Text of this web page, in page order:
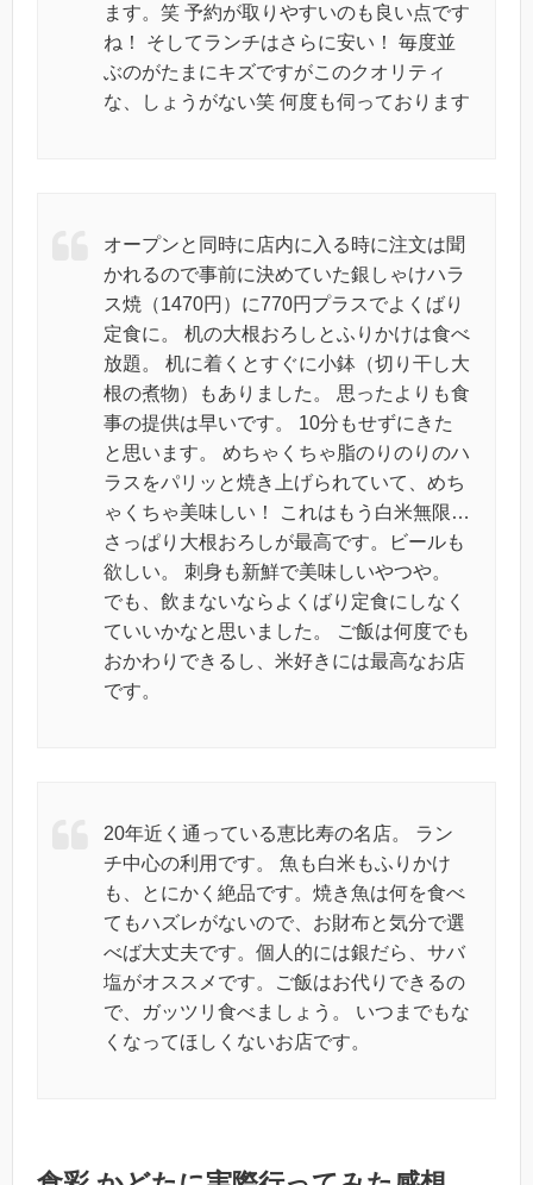
ます。笑 予約が取りやすいのも良い点です
ね！ そしてランチはさらに安い！ 毎度並
ぶのがたまにキズですがこのクオリティ
な、しょうがない笑 何度も伺っております
オープンと同時に店内に入る時に注文は聞
かれるので事前に決めていた銀しゃけハラ
ス焼（1470円）に770円プラスでよくばり
定食に。 机の大根おろしとふりかけは食べ
放題。 机に着くとすぐに小鉢（切り干し大
根の煮物）もありました。 思ったよりも食
事の提供は早いです。 10分もせずにきた
と思います。 めちゃくちゃ脂のりのりのハ
ラスをパリッと焼き上げられていて、めち
ゃくちゃ美味しい！ これはもう白米無限…
さっぱり大根おろしが最高です。ビールも
欲しい。 刺身も新鮮で美味しいやつや。
でも、飲まないならよくばり定食にしなく
ていいかなと思いました。 ご飯は何度でも
おかわりできるし、米好きには最高なお店
です。
20年近く通っている恵比寿の名店。 ラン
チ中心の利用です。 魚も白米もふりかけ
も、とにかく絶品です。焼き魚は何を食べ
てもハズレがないので、お財布と気分で選
べば大丈夫です。個人的には銀だら、サバ
塩がオススメです。ご飯はお代りできるの
で、ガッツリ食べましょう。 いつまでもな
くなってほしくないお店です。